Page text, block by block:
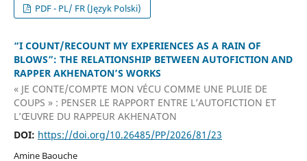
PDF - PL/ FR (Język Polski)
“I COUNT/RECOUNT MY EXPERIENCES AS A RAIN OF
BLOWS”: THE RELATIONSHIP BETWEEN AUTOFICTION AND
RAPPER AKHENATON’S WORKS
« JE CONTE/COMPTE MON VÉCU COMME UNE PLUIE DE
COUPS » : PENSER LE RAPPORT ENTRE L’AUTOFICTION ET
L’ŒUVRE DU RAPPEUR AKHENATON
DOI: https://doi.org/10.26485/PP/2026/81/23
Amine Baouche